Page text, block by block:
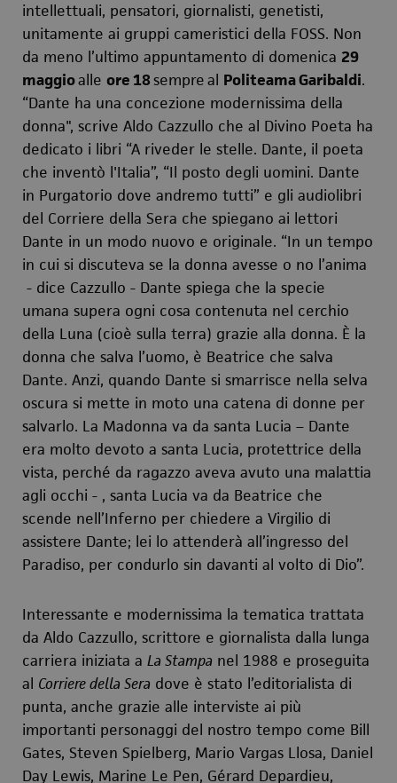
intellettuali, pensatori, giornalisti, genetisti,
unitamente ai gruppi cameristici della FOSS. Non
da meno l’ultimo appuntamento di domenica 29
maggioalle ore 18sempreal Politeama Garibaldi.
“Dante ha una concezione modernissima della
donna", scrive Aldo Cazzullo che al Divino Poeta ha
dedicato i libri “A riveder le stelle. Dante, il poeta
che inventò l'Italia”, “Il posto degli uomini. Dante
in Purgatorio dove andremo tutti” e gli audiolibri
del Corriere della Sera che spiegano ai lettori
Dante in un modo nuovo e originale. “In un tempo
in cui si discuteva se la donna avesse o no l’anima
- dice Cazzullo - Dante spiega che la specie
umana supera ogni cosa contenuta nel cerchio
della Luna (cioè sulla terra) grazie alla donna. È la
donna che salva l’uomo, è Beatrice che salva
Dante. Anzi, quando Dante si smarrisce nella selva
oscura si mette in moto una catena di donne per
salvarlo. La Madonna va da santa Lucia – Dante
era molto devoto a santa Lucia, protettrice della
vista, perché da ragazzo aveva avuto una malattia
agli occhi - , santa Lucia va da Beatrice che
scende nell’Inferno per chiedere a Virgilio di
assistere Dante; lei lo attenderà all’ingresso del
Paradiso, per condurlo sin davanti al volto di Dio”.
Interessante e modernissima la tematica trattata
da Aldo Cazzullo, scrittore e giornalista dalla lunga
carriera iniziata a La Stampa nel 1988 e proseguita
al Corriere della Sera dove è stato l’editorialista di
punta, anche grazie alle interviste ai più
importanti personaggi del nostro tempo come Bill
Gates, Steven Spielberg, Mario Vargas Llosa, Daniel
Day Lewis, Marine Le Pen, Gérard Depardieu,